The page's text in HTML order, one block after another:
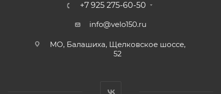
+7 925 275-60-50
info@velo150.ru
МО, Балашиха, Щелковское шоссе,
52